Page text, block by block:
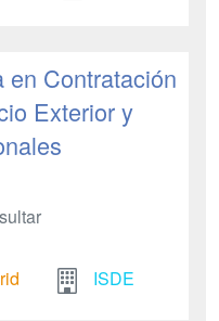
en Contratación
Exterior y
ISDE